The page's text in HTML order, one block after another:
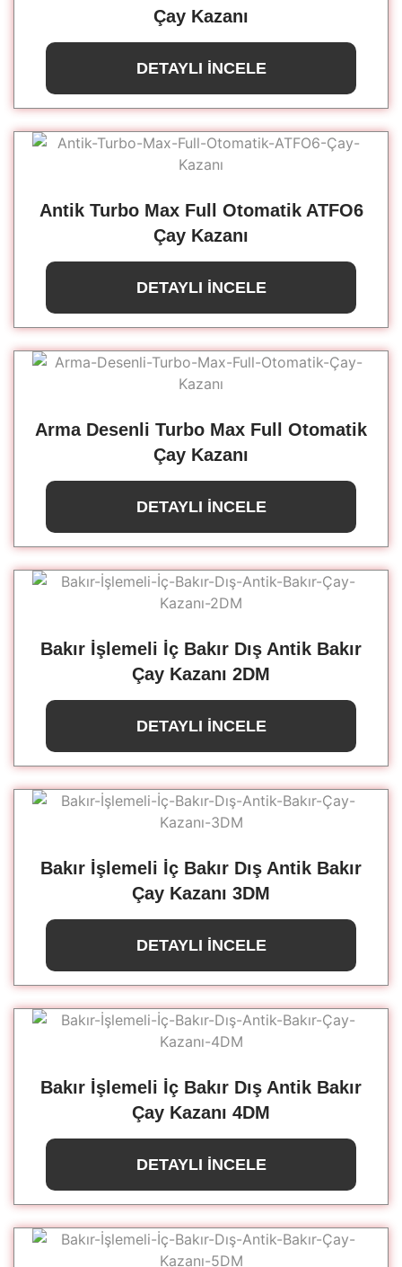
Çay Kazanı
DETAYLI İNCELE
Antik Turbo Max Full Otomatik ATFO6
Çay Kazanı
DETAYLI İNCELE
Arma Desenli Turbo Max Full Otomatik
Çay Kazanı
DETAYLI İNCELE
Bakır İşlemeli İç Bakır Dış Antik Bakır
Çay Kazanı 2DM
DETAYLI İNCELE
Bakır İşlemeli İç Bakır Dış Antik Bakır
Çay Kazanı 3DM
DETAYLI İNCELE
Bakır İşlemeli İç Bakır Dış Antik Bakır
Çay Kazanı 4DM
DETAYLI İNCELE